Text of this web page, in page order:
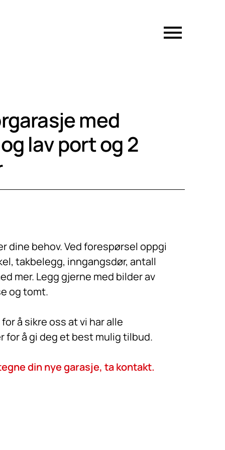
med
lav port og 2
dine behov. Ved forespørsel oppgi
takbelegg, inngangsdør, antall
mer. Legg gjerne med bilder av
og tomt.
å sikre oss at vi har alle
for å gi deg et best mulig tilbud.
din nye garasje, ta kontakt.